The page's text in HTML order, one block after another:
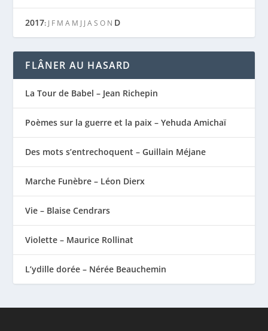
2017: J F M A M J J A S O N D
FLÂNER AU HASARD
La Tour de Babel – Jean Richepin
Poèmes sur la guerre et la paix – Yehuda Amichaï
Des mots s’entrechoquent – Guillain Méjane
Marche Funèbre – Léon Dierx
Vie – Blaise Cendrars
Violette – Maurice Rollinat
L’ydille dorée – Nérée Beauchemin